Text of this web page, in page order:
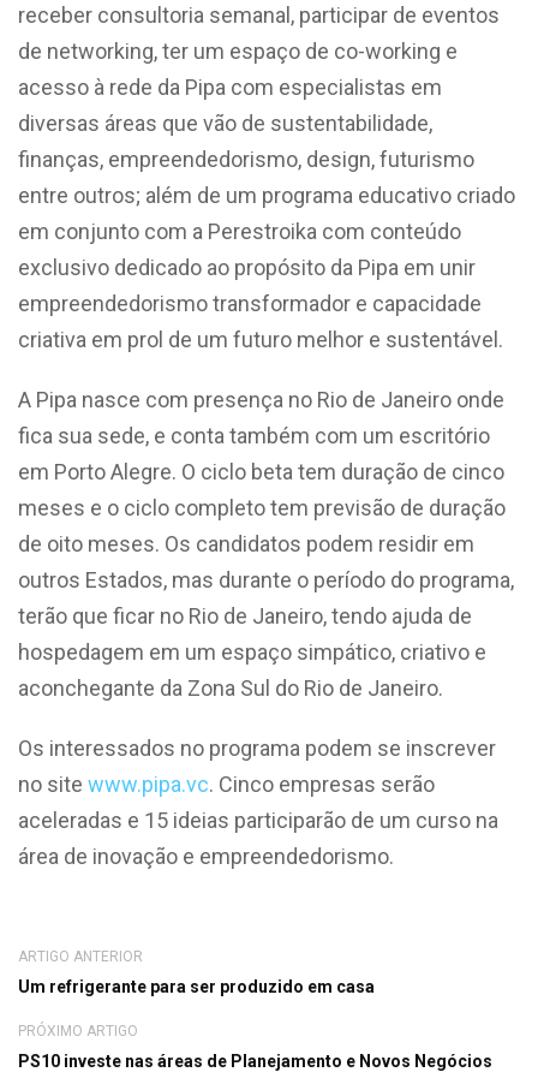
receber consultoria semanal, participar de eventos
de networking, ter um espaço de co-working e
acesso à rede da Pipa com especialistas em
diversas áreas que vão de sustentabilidade,
finanças, empreendedorismo, design, futurismo
entre outros; além de um programa educativo criado
em conjunto com a Perestroika com conteúdo
exclusivo dedicado ao propósito da Pipa em unir
empreendedorismo transformador e capacidade
criativa em prol de um futuro melhor e sustentável.
A Pipa nasce com presença no Rio de Janeiro onde
fica sua sede, e conta também com um escritório
em Porto Alegre. O ciclo beta tem duração de cinco
meses e o ciclo completo tem previsão de duração
de oito meses. Os candidatos podem residir em
outros Estados, mas durante o período do programa,
terão que ficar no Rio de Janeiro, tendo ajuda de
hospedagem em um espaço simpático, criativo e
aconchegante da Zona Sul do Rio de Janeiro.
Os interessados no programa podem se inscrever
no site www.pipa.vc. Cinco empresas serão
aceleradas e 15 ideias participarão de um curso na
área de inovação e empreendedorismo.
ARTIGO ANTERIOR
Um refrigerante para ser produzido em casa
PRÓXIMO ARTIGO
PS10 investe nas áreas de Planejamento e Novos Negócios